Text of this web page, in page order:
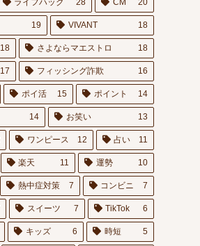
ライフハック 28 CM 20
19 VIVANT 18
18 さよならマエストロ 18
17 フィッシング詐欺 16
ポイ活 15 ポイント 14
14 お笑い 13
ワンピース 12 占い 11
楽天 11 運勢 10
熱中症対策 7 コンビニ 7
スイーツ 7 TikTok 6
キッズ 6 時短 5